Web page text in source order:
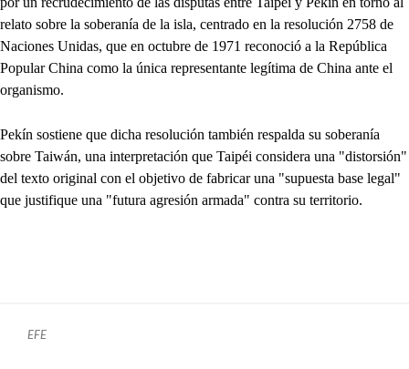
relato sobre la soberanía de la isla, centrado en la resolución 2758 de
Naciones Unidas, que en octubre de 1971 reconoció a la República
Popular China como la única representante legítima de China ante el
organismo.
Pekín sostiene que dicha resolución también respalda su soberanía
sobre Taiwán, una interpretación que Taipéi considera una "distorsión"
del texto original con el objetivo de fabricar una "supuesta base legal"
que justifique una "futura agresión armada" contra su territorio.
EFE